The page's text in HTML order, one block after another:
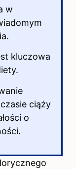
w
kluczowa
ciąży
o